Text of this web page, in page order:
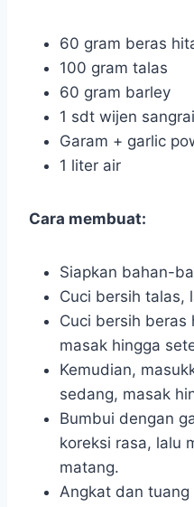
60 gram beras
100 gram talas
60 gram barley
1 sdt wijen
Garam + garlic
1 liter air
Cara membuat:
Siapkan bahan-
Cuci bersih talas,
Cuci bersih beras
masak hingga
Kemudian,
sedang, masak
Bumbui dengan
koreksi rasa, lalu
matang.
Angkat dan